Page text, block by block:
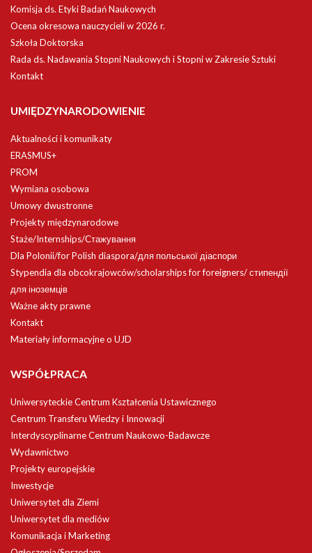
Komisja ds. Etyki Badań Naukowych
Ocena okresowa nauczycieli w 2026 r.
Szkoła Doktorska
Rada ds. Nadawania Stopni Naukowych i Stopni w Zakresie Sztuki
Kontakt
UMIĘDZYNARODOWIENIE
Aktualności i komunikaty
ERASMUS+
PROM
Wymiana osobowa
Umowy dwustronne
Projekty międzynarodowe
Staże/Internships/Стажування
Dla Polonii/for Polish diaspora/для польської діаспори
Stypendia dla obcokrajowców/scholarships for foreigners/ стипендії
для іноземців
Ważne akty prawne
Kontakt
Materiały informacyjne o UJD
WSPÓŁPRACA
Uniwersyteckie Centrum Kształcenia Ustawicznego
Centrum Transferu Wiedzy i Innowacji
Interdyscyplinarne Centrum Naukowo-Badawcze
Wydawnictwo
Projekty europejskie
Inwestycje
Uniwersytet dla Ziemi
Uniwersytet dla mediów
Komunikacja i Marketing